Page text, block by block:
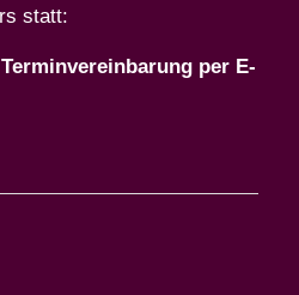
statt:
per E-